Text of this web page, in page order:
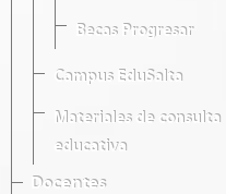
Becas Progresar
Campus EduSalta
Materiales de
educativa
Docentes